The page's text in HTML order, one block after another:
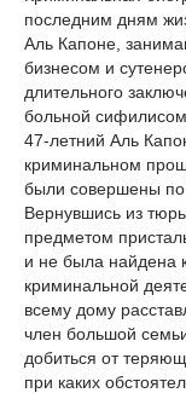
последним дням
Аль Капоне,
бизнесом и
длительного
больной
47-летний Аль
криминальном
были совершены по
Вернувшись из
предметом
и не была найдена
криминальной
всему дому
член большой
добиться от
при каких